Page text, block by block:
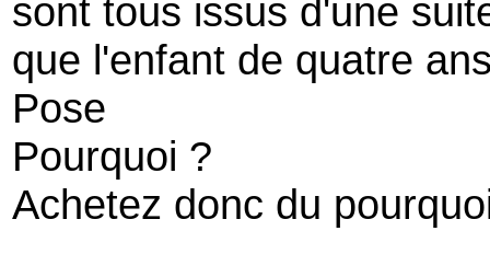
sont tous issus d'une
que l'enfant de quatre
Pose
Pourquoi ?
Achetez donc du